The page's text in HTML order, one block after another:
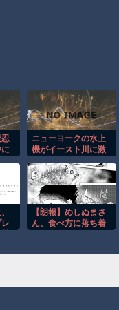
忍
ニューヨークの水上
機がイースト川に激
瞬間！！
【朗報】めしぬまさ
ん、食べ方に落ち着